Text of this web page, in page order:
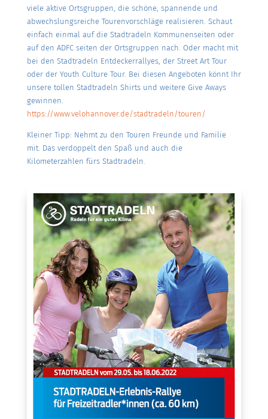
viele aktive Ortsgruppen, die schöne, spannende und
abwechslungsreiche Tourenvorschläge realisieren. Schaut
einfach einmal auf die Stadtradeln Kommunenseiten oder
auf den ADFC seiten der Ortsgruppen nach. Oder macht mit
bei den Stadtradeln Entdeckerrallyes, der Street Art Tour
oder der Youth Culture Tour. Bei diesen Angeboten könnt Ihr
unsere tollen Stadtradeln Shirts und weitere Give Aways
gewinnen.
https://www.velohannover.de/stadtradeln/touren/
Kleiner Tipp: Nehmt zu den Touren Freunde und Familie
mit. Das verdoppelt den Spaß und auch die
Kilometerzahlen fürs Stadtradeln.